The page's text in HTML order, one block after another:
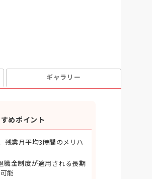
ギャラリー
めポイント
残業月平均3時間のメリハ
職金制度が適用される長期
能